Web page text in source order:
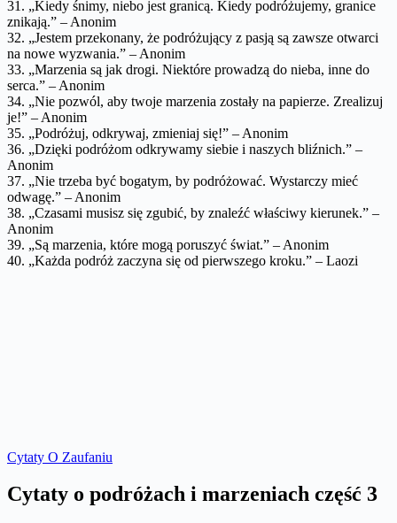
31. „Kiedy śnimy, niebo jest granicą. Kiedy podróżujemy, granice
znikają.” – Anonim
32. „Jestem przekonany, że podróżujący z pasją są zawsze otwarci
na nowe wyzwania.” – Anonim
33. „Marzenia są jak drogi. Niektóre prowadzą do nieba, inne do
serca.” – Anonim
34. „Nie pozwól, aby twoje marzenia zostały na papierze. Zrealizuj
je!” – Anonim
35. „Podróżuj, odkrywaj, zmieniaj się!” – Anonim
36. „Dzięki podróżom odkrywamy siebie i naszych bliźnich.” –
Anonim
37. „Nie trzeba być bogatym, by podróżować. Wystarczy mieć
odwagę.” – Anonim
38. „Czasami musisz się zgubić, by znaleźć właściwy kierunek.” –
Anonim
39. „Są marzenia, które mogą poruszyć świat.” – Anonim
40. „Każda podróż zaczyna się od pierwszego kroku.” – Laozi
Cytaty O Zaufaniu
Cytaty o podróżach i marzeniach część 3